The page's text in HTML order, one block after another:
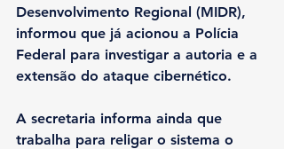
Desenvolvimento Regional (MIDR),
informou que já acionou a Polícia
Federal para investigar a autoria e a
extensão do ataque cibernético.
A secretaria informa ainda que
trabalha para religar o sistema o